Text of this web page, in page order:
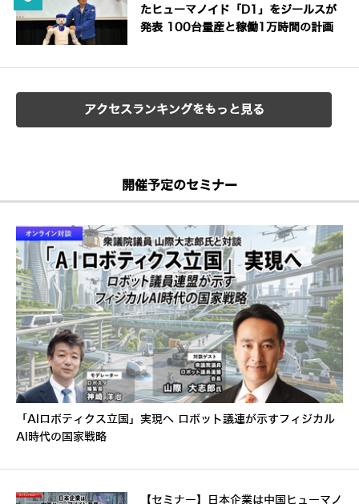
たヒューマノイド「D1」をジールスが
発表 100台量産と稼働1万時間の計画
アクセスランキングをもっと見る
開催予定のセミナー
「AIロボティクス立国」実現へ ロボット議連が示すフィジカル
AI時代の国家戦略
【セミナー】日本企業は中国ヒューマノ